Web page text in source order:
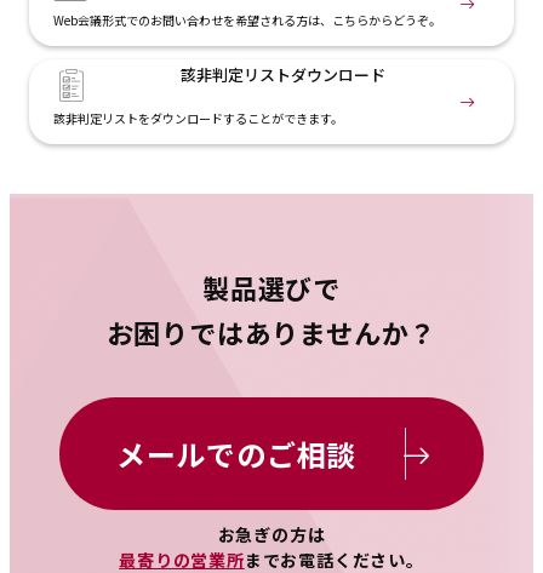
Web会議形式でのお問い合わせを希望される方は、こちらからどうぞ。
該非判定リストダウンロード
該非判定リストをダウンロードすることができます。
製品選びで
お困りではありませんか？
メールでのご相談
お急ぎの方は
最寄りの営業所までお電話ください。